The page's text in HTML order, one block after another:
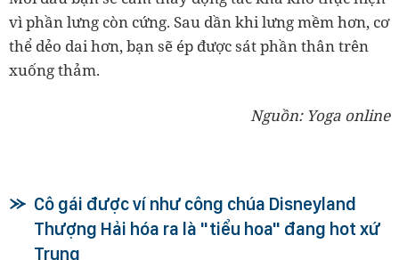
vì phần lưng còn cứng. Sau dần khi lưng mềm hơn, cơ
thể dẻo dai hơn, bạn sẽ ép được sát phần thân trên
xuống thảm.
Nguồn: Yoga online
Cô gái được ví như công chúa Disneyland
Thượng Hải hóa ra là "tiểu hoa" đang hot xứ
Trung